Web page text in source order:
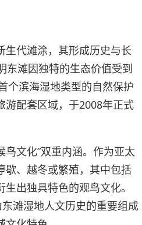
生代滩涂，其形成历史与长
东滩因独特的生态价值受到
个滨海湿地类型的自然保护
游配套区域，于2008年正式
鸟文化”双重内涵。作为亚太
歇、越冬或繁殖，其中包括
出独具特色的观鸟文化。
滩湿地人文历史的重要组成